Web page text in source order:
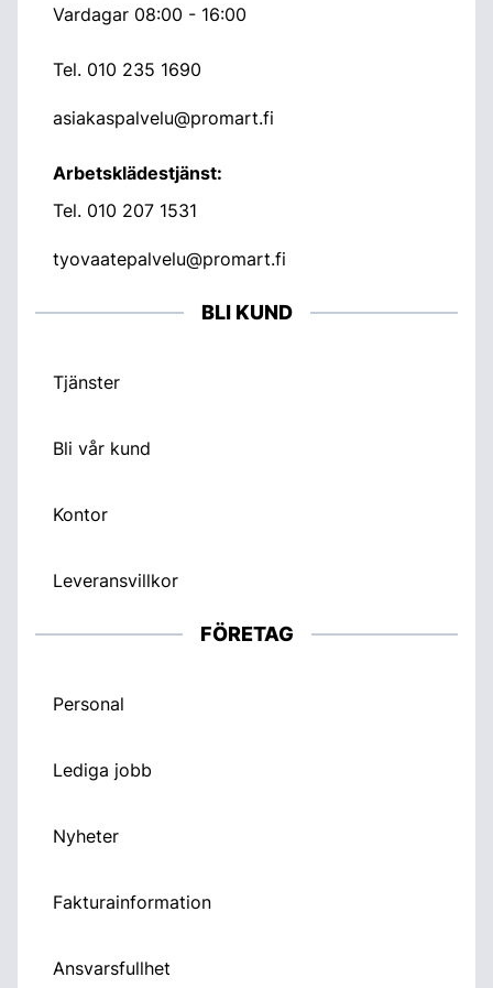
Vardagar 08:00 - 16:00
Tel. 010 235 1690
asiakaspalvelu@promart.fi
Arbetsklädestjänst:
Tel. 010 207 1531
tyovaatepalvelu@promart.fi
BLI KUND
Tjänster
Bli vår kund
Kontor
Leveransvillkor
FÖRETAG
Personal
Lediga jobb
Nyheter
Fakturainformation
Ansvarsfullhet